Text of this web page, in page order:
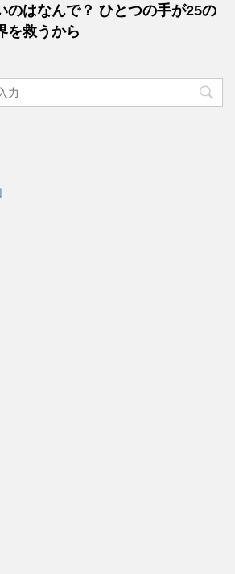
のはなんで？ ひとつの手が25の
を救うから